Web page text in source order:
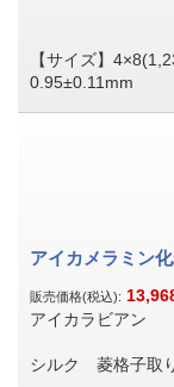
【サイズ】
0.95±0.11mm
アイカメラミン
販売価格(税込):
アイカラビアン
シルク 菱格子取